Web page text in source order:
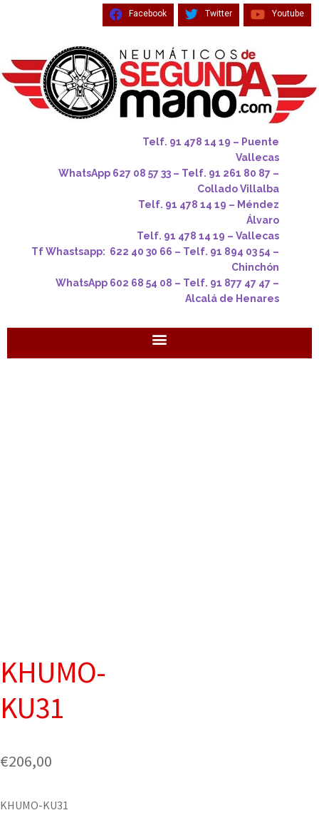
Facebook Twitter Youtube
Telf. 91 478 14 19 – Puente
Vallecas
WhatsApp 627 08 57 33 – Telf. 91 261 80 87 –
Collado Villalba
Telf. 91 478 14 19 – Méndez
Álvaro
Telf. 91 478 14 19 – Vallecas
Tf Whastsapp: 622 40 30 66 – Telf. 91 894 03 54 –
Chinchón
WhatsApp 602 68 54 08 – Telf. 91 877 47 47 –
Alcalá de Henares
KHUMO-
KU31
€206,00
KHUMO-KU31